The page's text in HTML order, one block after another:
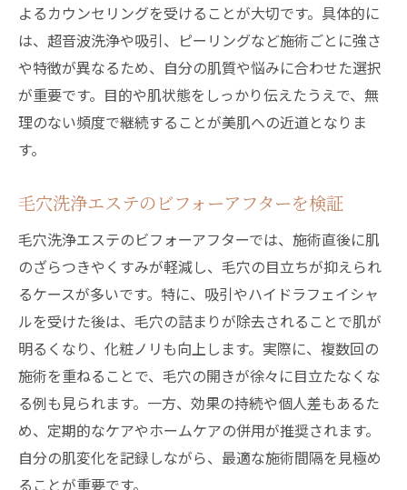
よるカウンセリングを受けることが大切です。具体的に
は、超音波洗浄や吸引、ピーリングなど施術ごとに強さ
や特徴が異なるため、自分の肌質や悩みに合わせた選択
が重要です。目的や肌状態をしっかり伝えたうえで、無
理のない頻度で継続することが美肌への近道となりま
す。
毛穴洗浄エステのビフォーアフターを検証
毛穴洗浄エステのビフォーアフターでは、施術直後に肌
のざらつきやくすみが軽減し、毛穴の目立ちが抑えられ
るケースが多いです。特に、吸引やハイドラフェイシャ
ルを受けた後は、毛穴の詰まりが除去されることで肌が
明るくなり、化粧ノリも向上します。実際に、複数回の
施術を重ねることで、毛穴の開きが徐々に目立たなくな
る例も見られます。一方、効果の持続や個人差もあるた
め、定期的なケアやホームケアの併用が推奨されます。
自分の肌変化を記録しながら、最適な施術間隔を見極め
ることが重要です。